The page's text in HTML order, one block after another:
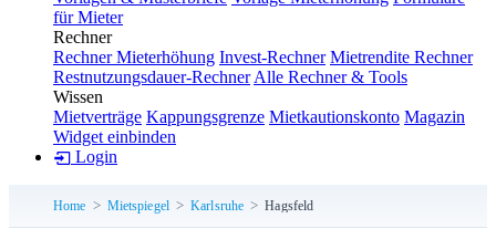
für Mieter
Rechner
Rechner Mieterhöhung Invest-Rechner Mietrendite Rechner
Restnutzungsdauer-Rechner Alle Rechner & Tools
Wissen
Mietverträge Kappungsgrenze Mietkautionskonto Magazin
Widget einbinden
Login
Home Mietspiegel Karlsruhe Hagsfeld